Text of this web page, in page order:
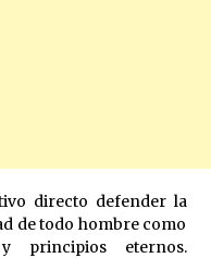
directo defender la
de todo hombre como
principios eternos.